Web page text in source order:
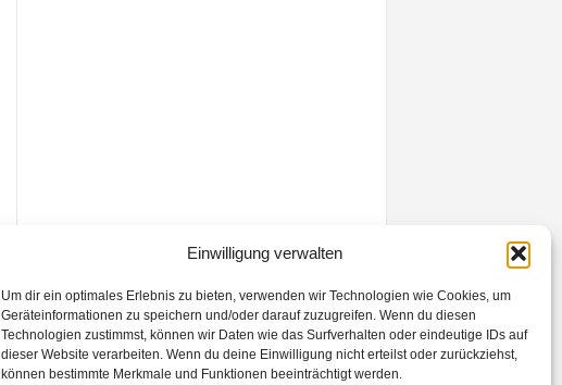
Einwilligung verwalten
Um dir ein optimales Erlebnis zu bieten, verwenden wir Technologien wie Cookies, um
Geräteinformationen zu speichern und/oder darauf zuzugreifen. Wenn du diesen
Technologien zustimmst, können wir Daten wie das Surfverhalten oder eindeutige IDs auf
dieser Website verarbeiten. Wenn du deine Einwilligung nicht erteilst oder zurückziehst,
können bestimmte Merkmale und Funktionen beeinträchtigt werden.